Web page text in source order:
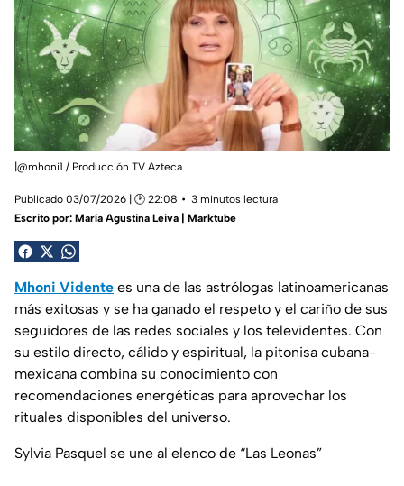
|@mhoni1 / Producción TV Azteca
Publicado 03/07/2026 | 🕑 22:08
3 minutos lectura
Escrito por: María Agustina Leiva | Marktube
Mhoni Vidente es una de las astrólogas latinoamericanas
más exitosas y se ha ganado el respeto y el cariño de sus
seguidores de las redes sociales y los televidentes. Con
su estilo directo, cálido y espiritual, la pitonisa cubana-
mexicana combina su conocimiento con
recomendaciones energéticas para aprovechar los
rituales disponibles del universo.
Sylvia Pasquel se une al elenco de “Las Leonas”